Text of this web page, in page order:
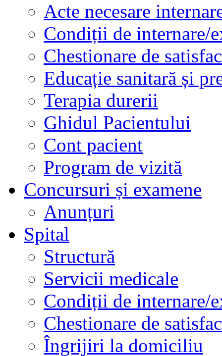
Acte necesare
Condiții de internare/
Chestionare de
Educație sanitară și
Terapia durerii
Ghidul Pacientului
Cont pacient
Program de vizită
Concursuri și examene
Anunțuri
Spital
Structură
Servicii medicale
Condiții de internare/
Chestionare de
Îngrijiri la domiciliu